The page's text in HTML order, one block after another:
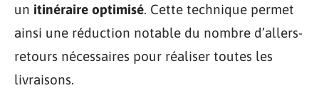
un itinéraire optimisé. Cette technique permet
ainsi une réduction notable du nombre d’allers-
retours nécessaires pour réaliser toutes les
livraisons.